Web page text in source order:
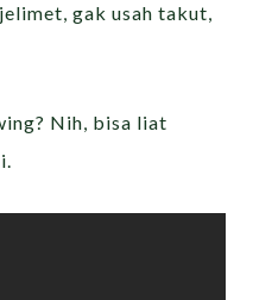
gak usah takut,
Nih, bisa liat